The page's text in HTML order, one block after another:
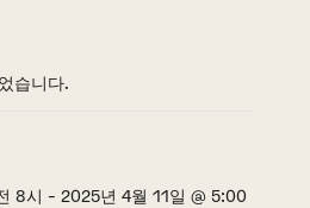
습니다.
8시 - 2025년 4월 11일 @ 5:00